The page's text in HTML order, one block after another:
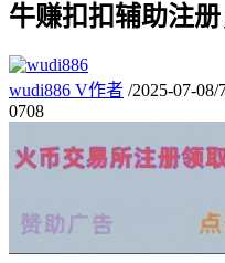
牛赚扣扣辅助注册
wudi886 V作者 /2025-07-08/
0708